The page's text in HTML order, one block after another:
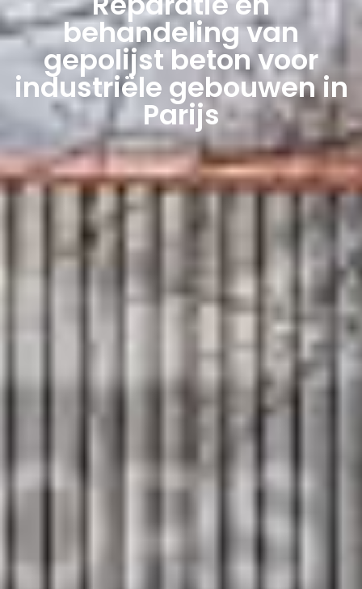
behandeling van
gepolijst beton voor
industriële gebouwen in
Parijs